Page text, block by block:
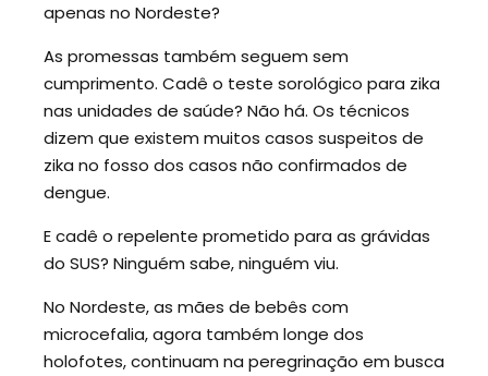
apenas no Nordeste?
As promessas também seguem sem
cumprimento. Cadê o teste sorológico para zika
nas unidades de saúde? Não há. Os técnicos
dizem que existem muitos casos suspeitos de
zika no fosso dos casos não confirmados de
dengue.
E cadê o repelente prometido para as grávidas
do SUS? Ninguém sabe, ninguém viu.
No Nordeste, as mães de bebês com
microcefalia, agora também longe dos
holofotes, continuam na peregrinação em busca